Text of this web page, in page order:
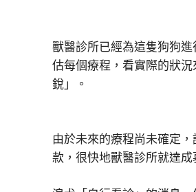
獸醫診所已經為這隻狗狗
估每個療程，看實際的狀
銳」。
由於未來的療程尚未確定
款，很快地獸醫診所就達